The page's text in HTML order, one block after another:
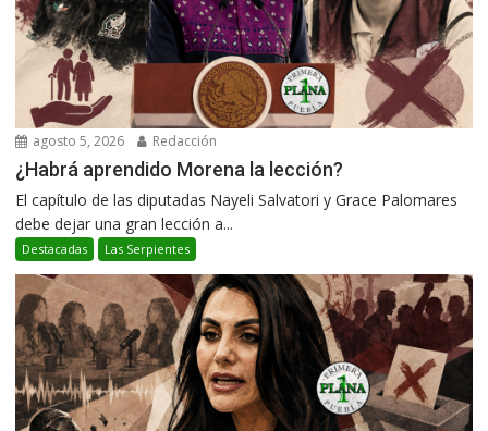
agosto 5, 2026 Redacción
¿Habrá aprendido Morena la lección?
El capítulo de las diputadas Nayeli Salvatori y Grace Palomares
debe dejar una gran lección a...
Destacadas Las Serpientes